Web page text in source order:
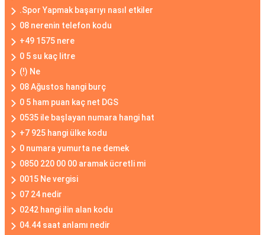
.Spor Yapmak başarıyı nasıl etkiler
08 nerenin telefon kodu
+49 1575 nere
0 5 su kaç litre
(!) Ne
08 Ağustos hangi burç
0 5 ham puan kaç net DGS
0535 ile başlayan numara hangi hat
+7 925 hangi ülke kodu
0 numara yumurta ne demek
0850 220 00 00 aramak ücretli mi
0015 Ne vergisi
07 24 nedir
0242 hangi ilin alan kodu
04.44 saat anlamı nedir